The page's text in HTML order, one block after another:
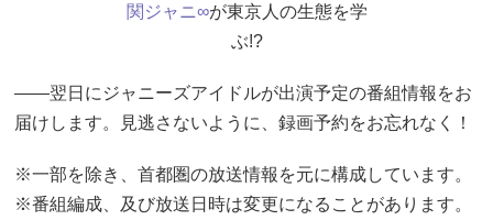
関ジャニ∞が東京人の生態を学
ぶ!?
――翌日にジャニーズアイドルが出演予定の番組情報をお
届けします。見逃さないように、録画予約をお忘れなく！
※一部を除き、首都圏の放送情報を元に構成しています。
※番組編成、及び放送日時は変更になることがあります。